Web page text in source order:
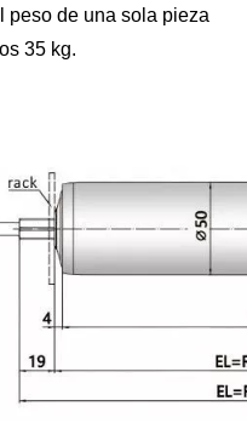
peso de una sola pieza
35 kg.